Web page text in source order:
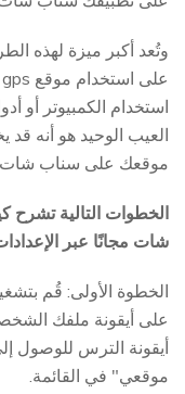
وتُعد أكبر ميزة لهذه
استخدام الكمبيوتر أو
العيب الوحيد هو أنه قد
موقعك على سناب شات
الخطوات التالية تشرح
شات مجانًا عبر
الخطوة الأولى: قُم
على أيقونة ملفك
أيقونة الترس للوصول
موقعي" في القائمة.